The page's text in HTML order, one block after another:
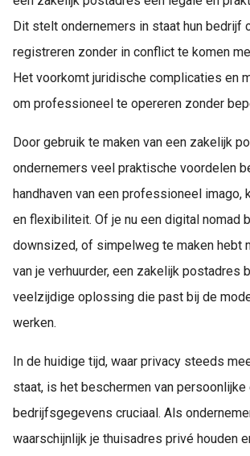
Dit stelt ondernemers in staat hun bedrijf
registreren zonder in conflict te komen
Het voorkomt juridische complicaties en
om professioneel te opereren zonder
Door gebruik te maken van een zakelijk
ondernemers veel praktische voordelen
handhaven van een professioneel imago,
en flexibiliteit. Of je nu een digital nomad
downsized, of simpelweg te maken hebt
van je verhuurder, een zakelijk postadres
veelzijdige oplossing die past bij de
werken.
In de huidige tijd, waar privacy steeds
staat, is het beschermen van persoonlijke
bedrijfsgegevens cruciaal. Als
waarschijnlijk je thuisadres privé houden